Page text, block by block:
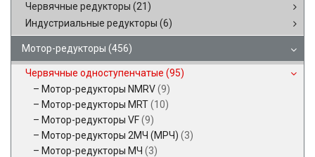
Червячные редукторы (21)
Индустриальные редукторы (6)
Мотор-редукторы (456)
Червячные одноступенчатые (95)
Мотор-редукторы NMRV(9)
Мотор-редукторы MRT(10)
Мотор-редукторы VF(9)
Мотор-редукторы 2МЧ (МРЧ) (3)
Мотор-редукторы МЧ (3)